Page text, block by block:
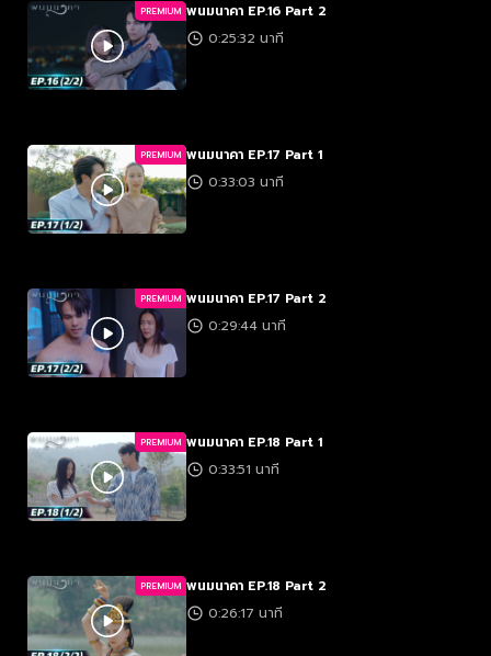
PREMIUM พนมนาคา EP.16 Part 2
0:25:32 นาที
PREMIUM พนมนาคา EP.17 Part 1
0:33:03 นาที
PREMIUM พนมนาคา EP.17 Part 2
0:29:44 นาที
PREMIUM พนมนาคา EP.18 Part 1
0:33:51 นาที
PREMIUM พนมนาคา EP.18 Part 2
0:26:17 นาที